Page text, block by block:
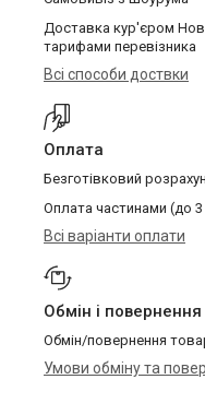
Доставка кур'єром
тарифами перевізника
Всі способи доствки
Оплата
Безготівковий
Оплата частинами (до 3
Всі варіанти оплати
Обмін і повернення
Обмін/повернення
Умови обміну та